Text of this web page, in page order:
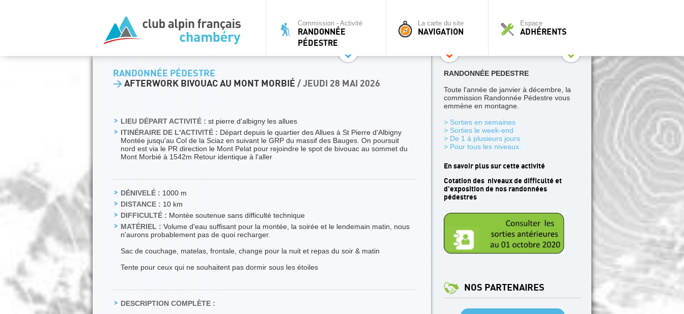
Commission - Activité
RANDONNÉE
PÉDESTRE
La carte du site
NAVIGATION
Espace
ADHÉRENTS
RANDONNÉE PÉDESTRE
> AFTERWORK BIVOUAC AU MONT MORBIÉ / JEUDI 28 MAI 2026
LIEU DÉPART ACTIVITÉ : st pierre d'albigny les allues
ITINÉRAIRE DE L'ACTIVITÉ : Départ depuis le quartier des Allues à St Pierre d'Albigny
Montée jusqu'au Col de la Sciaz en suivant le GRP du massif des Bauges. On poursuit
nord est via le PR direction le Mont Pelat pour rejoindre le spot de bivouac au sommet du
Mont Morbié à 1542m Retour identique à l'aller
DÉNIVELÉ : 1000 m
DISTANCE : 10 km
DIFFICULTÉ : Montée soutenue sans difficulté technique
MATÉRIEL : Volume d'eau suffisant pour la montée, la soirée et le lendemain matin, nous
n'aurons probablement pas de quoi recharger.
Sac de couchage, matelas, frontale, change pour la nuit et repas du soir & matin
Tente pour ceux qui ne souhaitent pas dormir sous les étoiles
DESCRIPTION COMPLÈTE :
RANDONNÉE PEDESTRE
Toute l'année de janvier à décembre, la
commission Randonnée Pédestre vous
emmène en montagne.
> Sorties en semaines
> Sorties le week-end
> De 1 à plusieurs jours
> Pour tous les niveaux.
En savoir plus sur cette activité
Cotation des niveaux de difficulté et
d'exposition de nos randonnées
pédestres
NOS PARTENAIRES